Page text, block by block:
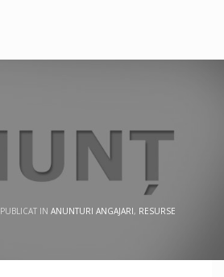
PUBLICAT IN ANUNTURI ANGAJARI, RESURSE